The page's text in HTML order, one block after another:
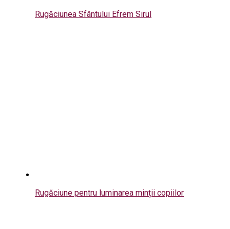
Rugăciunea Sfântului Efrem Sirul
Rugăciune pentru luminarea minții copiilor